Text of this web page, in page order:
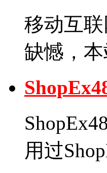
移动互
缺憾，
用过